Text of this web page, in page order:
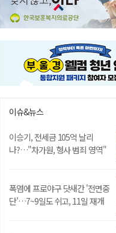
이슈&뉴스
이승기, 전세금 105억 날리
나?…"차가원, 형사 범죄 영역"
폭염에 프로야구 닷새간 '전면중
단'…7~9일도 쉬고, 11일 재개